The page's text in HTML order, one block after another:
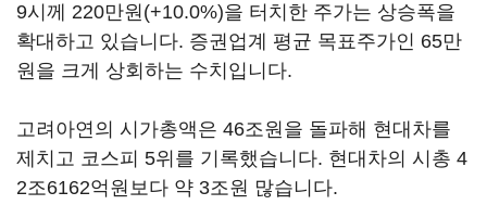
9시께 220만원(+10.0%)을 터치한 주가는 상승폭을
확대하고 있습니다. 증권업계 평균 목표주가인 65만
원을 크게 상회하는 수치입니다.
고려아연의 시가총액은 46조원을 돌파해 현대차를
제치고 코스피 5위를 기록했습니다. 현대차의 시총 4
2조6162억원보다 약 3조원 많습니다.